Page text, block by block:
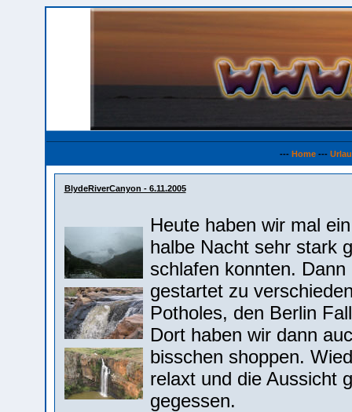
--- Home---
BlydeRiverCanyon - 6.11.2005
Heute haben wir mal
halbe Nacht sehr stark
schlafen konnten.
gestartet zu
Potholes, den Berlin
Dort haben wir dann
bisschen shoppen.
relaxt und die Aussicht
gegessen.